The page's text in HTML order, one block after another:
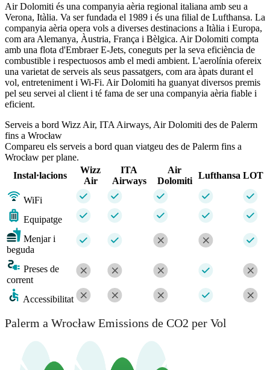
Air Dolomiti és una companyia aèria regional italiana amb seu a
Verona, Itàlia. Va ser fundada el 1989 i és una filial de Lufthansa. La
companyia aèria opera vols a diverses destinacions a Itàlia i Europa,
com ara Alemanya, Àustria, França i Bèlgica. Air Dolomiti compta
amb una flota d'Embraer E-Jets, coneguts per la seva eficiència de
combustible i respectuosos amb el medi ambient. L'aerolínia ofereix
una varietat de serveis als seus passatgers, com ara àpats durant el
vol, entreteniment i Wi-Fi. Air Dolomiti ha guanyat diversos premis
pel seu servei al client i té fama de ser una companyia aèria fiable i
eficient.
Serveis a bord Wizz Air, ITA Airways, Air Dolomiti des de Palerm
fins a Wrocław
Compareu els serveis a bord quan viatgeu des de Palerm fins a
Wrocław per plane.
Instal·lacions
Wizz
Air
ITA
Airways
Air
Dolomiti
Lufthansa LOT
WiFi
Equipatge
Menjar i
beguda
Preses de
corrent
Accessibilitat
Palerm a Wrocław Emissions de CO2 per Vol